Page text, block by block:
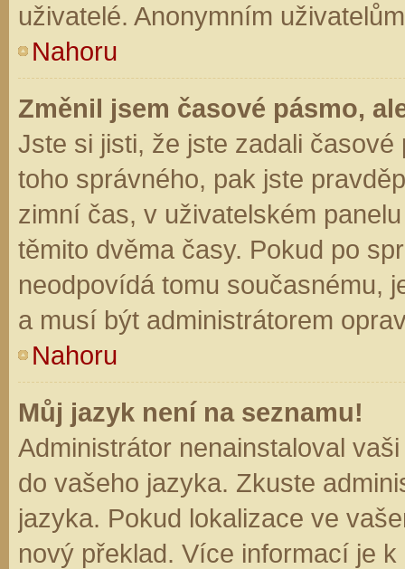
uživatelé. Anonymním
Nahoru
Změnil jsem časové pásmo,
Jste si jisti, že jste zadali
toho správného, pak jste
zimní čas, v uživatelském
těmito dvěma časy. Pokud po
neodpovídá tomu současnému,
a musí být administrátorem
Nahoru
Můj jazyk není na seznamu!
Administrátor nenainstaloval
do vašeho jazyka. Zkuste
jazyka. Pokud lokalizace ve
nový překlad. Více informací je